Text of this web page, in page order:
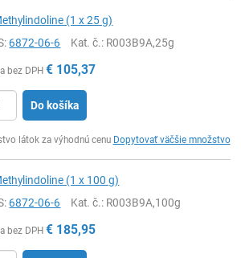
(1 x 25 g)
6872-06-6 Kat. č.: R003B9A,25g
bez DPH € 105,37
Do košíka
látok za výhodnú cenu Dopytovať väčšie množstvo
(1 x 100 g)
6872-06-6 Kat. č.: R003B9A,100g
bez DPH € 185,95